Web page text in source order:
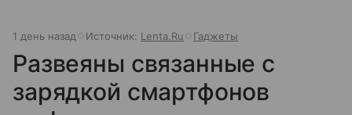
1 день назад Источник: Lenta.Ru Гаджеты
Развеяны связанные с
зарядкой смартфонов